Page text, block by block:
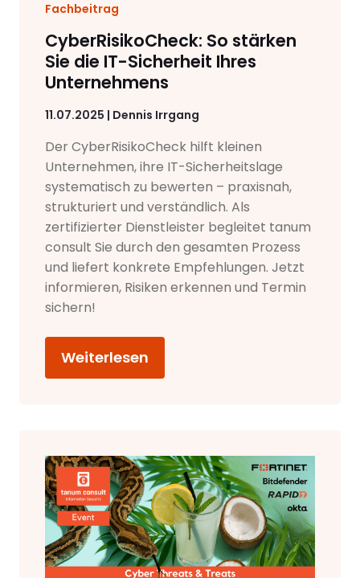
Fachbeitrag
CyberRisikoCheck: So stärken
Sie die IT-Sicherheit Ihres
Unternehmens
11.07.2025 | Dennis Irrgang
Der CyberRisikoCheck hilft kleinen
Unternehmen, ihre IT-Sicherheitslage
systematisch zu bewerten – praxisnah,
strukturiert und verständlich. Als
zertifizierter Dienstleister begleitet tanum
consult Sie durch den gesamten Prozess
und liefert konkrete Empfehlungen. Jetzt
informieren, Risiken erkennen und Termin
sichern!
Weiterlesen